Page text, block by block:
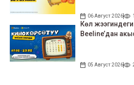
06 Август 2026
Көл
Beeline’дан
05 Август 2026